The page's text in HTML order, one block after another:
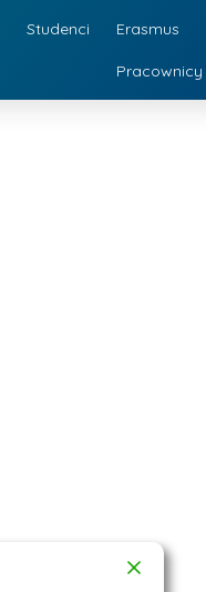
Studenci Erasmus
Pracownicy